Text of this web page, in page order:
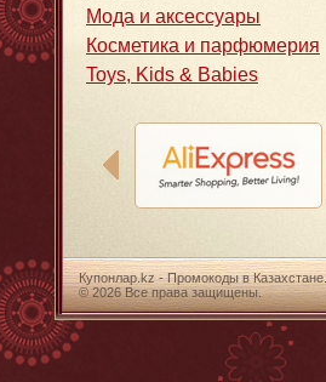
Мода и аксессуары
Косметика и парфюмерия
Toys, Kids & Babies
Купонлар.kz - Промокоды в Казахстане.
© 2026 Все права защищены.